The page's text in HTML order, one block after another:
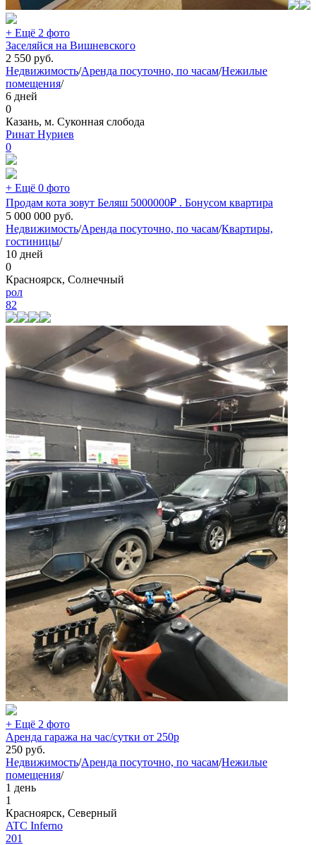
+ Ещё 2 фото
Заселяйся на Вишневского
2 550 руб.
Недвижимость/Аренда посуточно, по часам/Нежилые
помещения/
6 дней
0
Казань, м. Суконная слобода
Ринат Нуриев
0
+ Ещё 0 фото
Продам кота зовут Беляш 5000000₽ . Бонусом квартира
5 000 000 руб.
Недвижимость/Аренда посуточно, по часам/Квартиры,
гостиницы/
10 дней
0
Красноярск, Солнечный
рол
82
+ Ещё 2 фото
Аренда гаража на час/сутки от 250р
250 руб.
Недвижимость/Аренда посуточно, по часам/Нежилые
помещения/
1 день
1
Красноярск, Северный
ATC Inferno
201